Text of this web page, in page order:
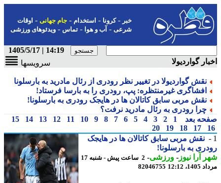
-کرونا-استخدام- جام جهانی-اوقات
شرعی-آب و هوا-تماس-ویدئوهای ورزشی
14:19 | 1405/5/17
گواردیولا
سرویسها
نقش گواردیولا در تغییر نظر رودری از رئال مادرید به بارسلونا
افشاگری غیرمنتظره: پپ، رودری را به بارسا فرستاد!
نقش مربی سابق کاتالان ها در هایجک رودری به بارسلونا!
چرا رودری به رئال مادرید نرفت؟
بعد
1
2
3
4
5
6
7
8
9
10
11
12
13
14
15
17
18
19
20
نقش مربی سابق کاتالان ها در هایجک
به بارسلونا!
آرا نیوز-ورزشی-
2 ساعت پیش - شنبه 17
12:12
82046755